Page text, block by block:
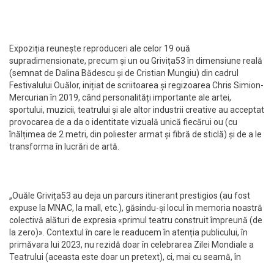
Expoziția reunește reproduceri ale celor 19 ouă
supradimensionate, precum și un ou Grivița53 în dimensiune reală
(semnat de Dalina Bădescu și de Cristian Mungiu) din cadrul
Festivalului Ouălor, inițiat de scriitoarea și regizoarea Chris Simion-
Mercurian în 2019, când personalități importante ale artei,
sportului, muzicii, teatrului și ale altor industrii creative au acceptat
provocarea de a da o identitate vizuală unică fiecărui ou (cu
înălțimea de 2 metri, din poliester armat și fibră de sticlă) și de a le
transforma în lucrări de artă.
„Ouăle Grivița53 au deja un parcurs itinerant prestigios (au fost
expuse la MNAC, la mall, etc.), găsindu-și locul în memoria noastră
colectivă alături de expresia «primul teatru construit împreună (de
la zero)». Contextul în care le readucem în atenția publicului, în
primăvara lui 2023, nu rezidă doar în celebrarea Zilei Mondiale a
Teatrului (aceasta este doar un pretext), ci, mai cu seamă, în